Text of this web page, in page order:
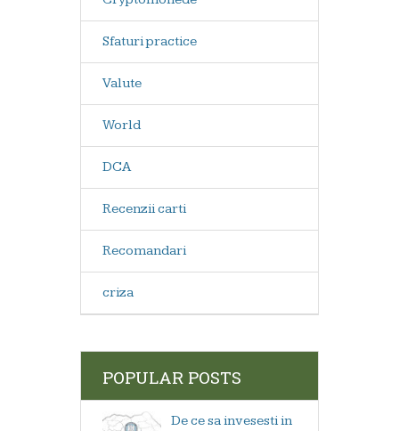
Sfaturi practice
Valute
World
DCA
Recenzii carti
Recomandari
criza
POPULAR POSTS
De ce sa invesesti in